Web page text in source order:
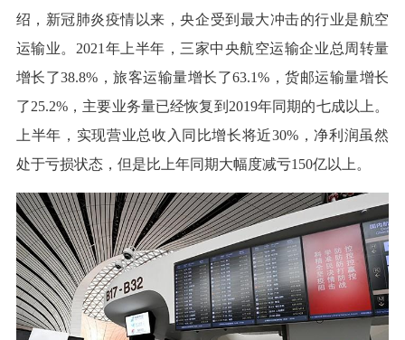
绍，新冠肺炎疫情以来，央企受到最大冲击的行业是航空
运输业。2021年上半年，三家中央航空运输企业总周转量
增长了38.8%，旅客运输量增长了63.1%，货邮运输量增长
了25.2%，主要业务量已经恢复到2019年同期的七成以上。
上半年，实现营业总收入同比增长将近30%，净利润虽然
处于亏损状态，但是比上年同期大幅度减亏150亿以上。